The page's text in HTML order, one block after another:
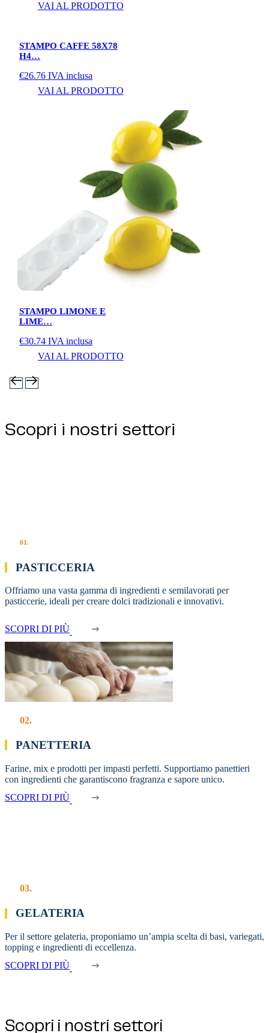
VAI AL PRODOTTO
STAMPO CAFFE 58X78
H4…
€26.76 IVA inclusa
VAI AL PRODOTTO
STAMPO LIMONE E
LIME…
€30.74 IVA inclusa
VAI AL PRODOTTO
Scopri i nostri settori
01.
PASTICCERIA
Offriamo una vasta gamma di ingredienti e semilavorati per
pasticcerie, ideali per creare dolci tradizionali e innovativi.
SCOPRI DI PIÙ
02.
PANETTERIA
Farine, mix e prodotti per impasti perfetti. Supportiamo panettieri
con ingredienti che garantiscono fragranza e sapore unico.
SCOPRI DI PIÙ
03.
GELATERIA
Per il settore gelateria, proponiamo un’ampia scelta di basi, variegati,
topping e ingredienti di eccellenza.
SCOPRI DI PIÙ
Scopri i nostri settori